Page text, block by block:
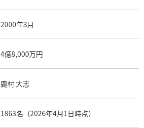
2000年3月
4億8,000万円
鹿村 大志
1863名（2026年4月1日時点）